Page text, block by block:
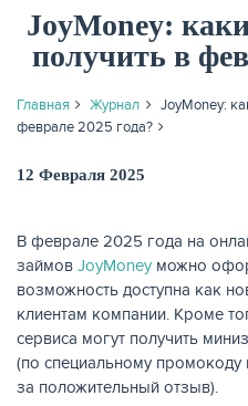
содержанию
КАРТЫ
JoyMoney:
получить в
Главная Журнал
JoyMoney:
феврале 2025 года?
12 Февраля 2025
В феврале 2025 года на
займов JoyMoney можно
возможность доступна как
клиентам компании. Кроме
сервиса могут получить
(по специальному промокоду
за положительный отзыв).